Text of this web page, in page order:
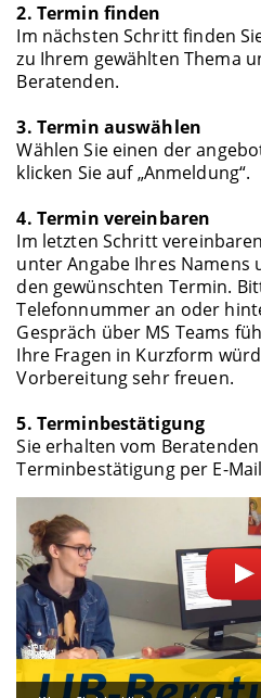
2. Termin finden
Im nächsten Schritt finden
zu Ihrem gewählten Thema
Beratenden.
3. Termin auswählen
Wählen Sie einen der
klicken Sie auf „Anmeldung“.
4. Termin vereinbaren
Im letzten Schritt
unter Angabe Ihres Namens
den gewünschten Termin.
Telefonnummer an oder
Gespräch über MS Teams
Ihre Fragen in Kurzform
Vorbereitung sehr freuen.
5. Terminbestätigung
Sie erhalten vom
Terminbestätigung per E-